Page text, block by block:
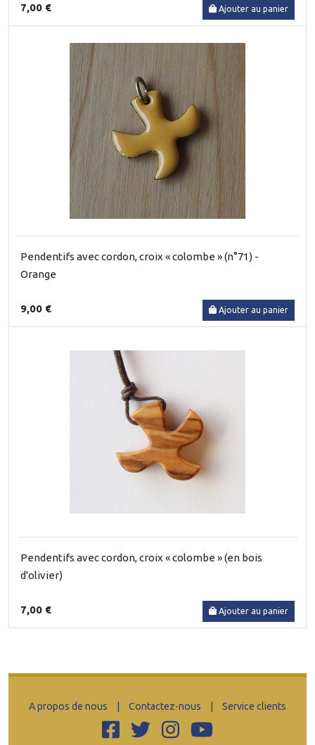
7,00 € Ajouter au panier
Pendentifs avec cordon, croix « colombe » (n°71) -
Orange
9,00 € Ajouter au panier
Pendentifs avec cordon, croix « colombe » (en bois
d'olivier)
7,00 € Ajouter au panier
A propos de nous Contactez-nous Service clients